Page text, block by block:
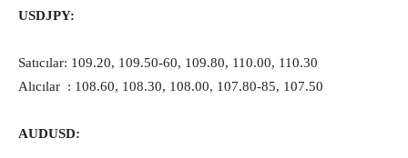
USDJPY:
Satıcılar: 109.20, 109.50-60, 109.80, 110.00, 110.30
Alıcılar : 108.60, 108.30, 108.00, 107.80-85, 107.50
AUDUSD: